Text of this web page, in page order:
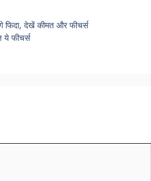
फिदा, देखें कीमत और फीचर्स
ये फीचर्स